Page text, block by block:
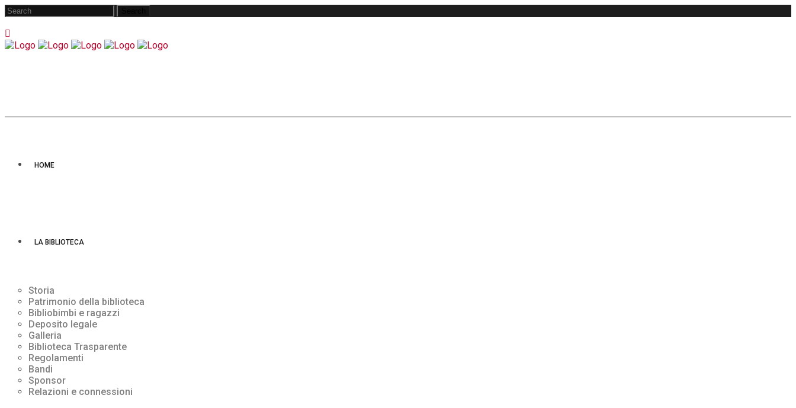
HOME
LA BIBLIOTECA
Storia
Patrimonio della biblioteca
Bibliobimbi e ragazzi
Deposito legale
Galleria
Biblioteca Trasparente
Regolamenti
Bandi
Sponsor
Relazioni e connessioni